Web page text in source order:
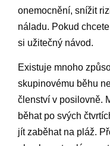
onemocnění, snížit
náladu. Pokud
si užitečný návod.
Existuje mnoho
skupinovému běhu
členství v posilovně.
běhat po svých
jít zaběhat na pláž.